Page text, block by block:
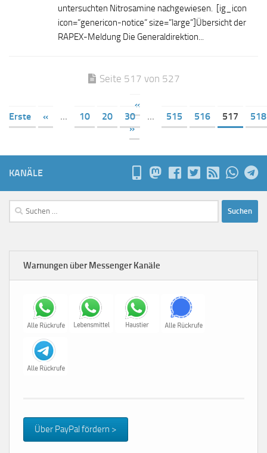
untersuchten Nitrosamine nachgewiesen. [ig_icon
icon=“genericon-notice“ size=“large“]Übersicht der
RAPEX-Meldung Die Generaldirektion...
Seite 517 von 527
«
Erste
« ... 10 20 30 ... 515 516 517
518
»
KANÄLE
Suchen
nach:
Warnungen über Messenger Kanäle
Über PayPal fördern >